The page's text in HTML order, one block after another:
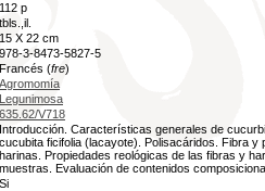
112 p
tbls.,il.
15 X 22 cm
978-3-8473-5827-5
Francés (fre)
Agromomía
Legunimosa
635.62/V718
Introducción. Características generales de
cucubita ficifolia (lacayote). Polisacáridos. Fibra
harinas. Propiedades reológicas de las fibras y
muestras. Evaluación de contenidos
Si